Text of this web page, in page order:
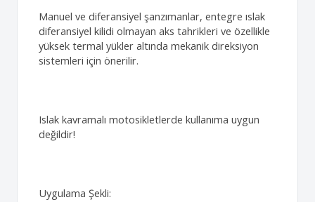
Manuel ve diferansiyel şanzımanlar, entegre ıslak
diferansiyel kilidi olmayan aks tahrikleri ve özellikle
yüksek termal yükler altında mekanik direksiyon
sistemleri için önerilir.
Islak kavramalı motosikletlerde kullanıma uygun
değildir!
Uygulama Şekli: